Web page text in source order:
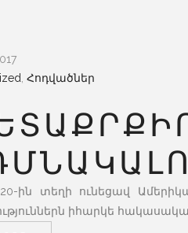
Հոդվածներ
ին տեղի ունեցավ
իհարկե